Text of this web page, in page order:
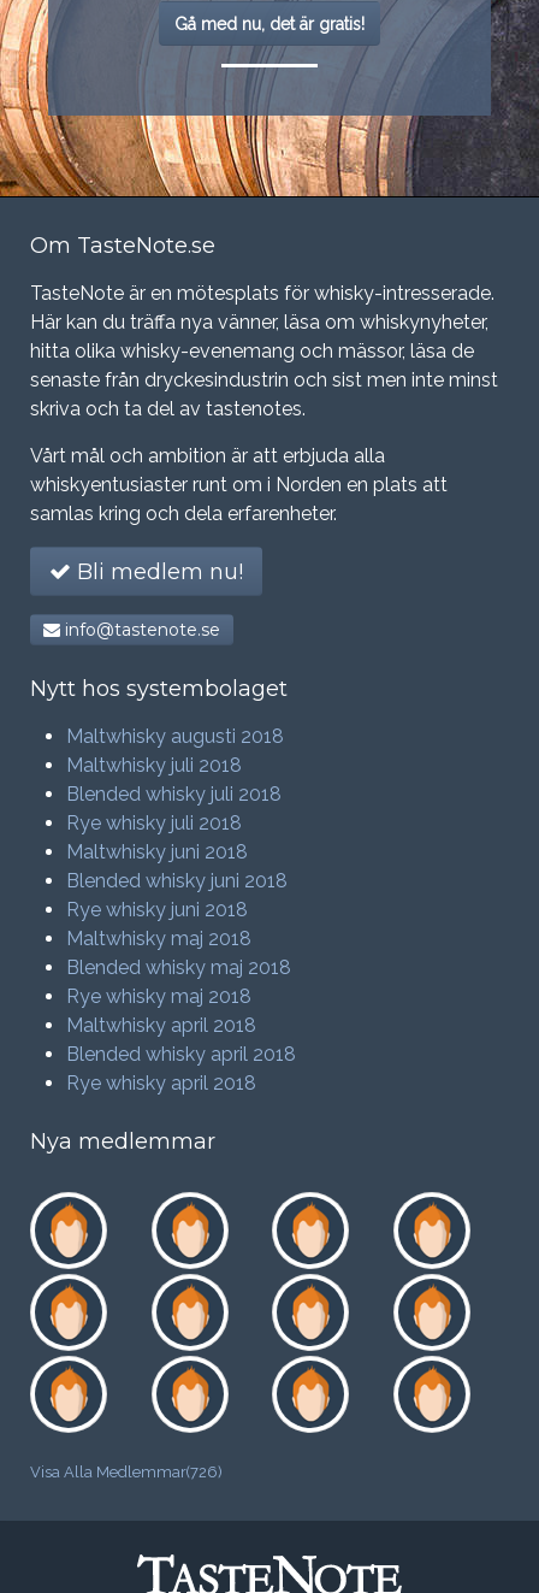
Gå med nu, det är gratis!
Om TasteNote.se
TasteNote är en mötesplats för whisky-intresserade.
Här kan du träffa nya vänner, läsa om whiskynyheter,
hitta olika whisky-evenemang och mässor, läsa de
senaste från dryckesindustrin och sist men inte minst
skriva och ta del av tastenotes.
Vårt mål och ambition är att erbjuda alla
whiskyentusiaster runt om i Norden en plats att
samlas kring och dela erfarenheter.
Bli medlem nu!
info@tastenote.se
Nytt hos systembolaget
Maltwhisky augusti 2018
Maltwhisky juli 2018
Blended whisky juli 2018
Rye whisky juli 2018
Maltwhisky juni 2018
Blended whisky juni 2018
Rye whisky juni 2018
Maltwhisky maj 2018
Blended whisky maj 2018
Rye whisky maj 2018
Maltwhisky april 2018
Blended whisky april 2018
Rye whisky april 2018
Nya medlemmar
Visa Alla Medlemmar(726)